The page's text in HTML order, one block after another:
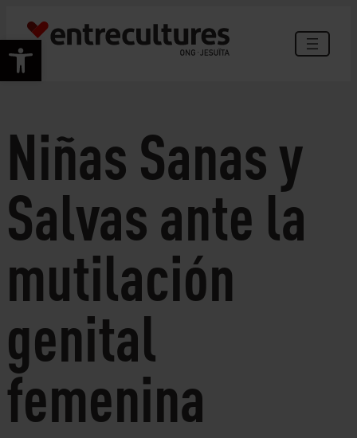
Obre la barra d'eines
contingut
Niñas Sanas y
Salvas ante la
mutilación
genital
femenina